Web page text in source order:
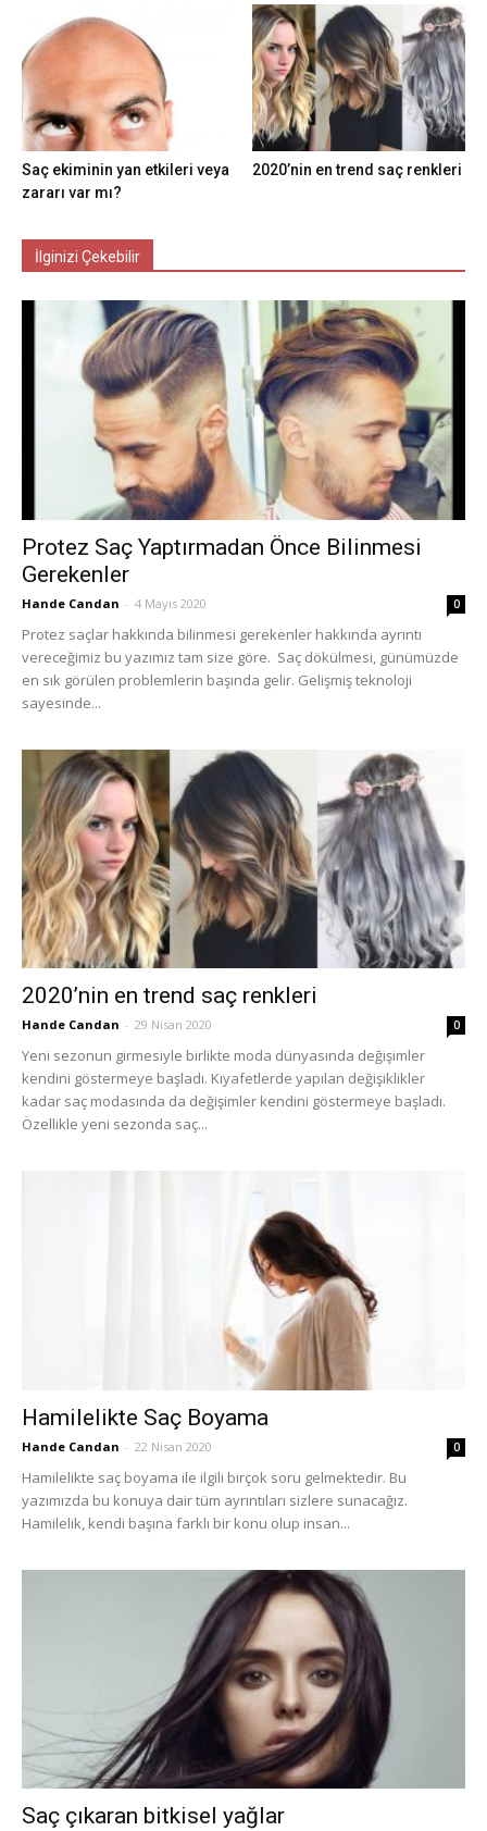
Saç ekiminin yan etkileri veya
zararı var mı?
2020’nin en trend saç renkleri
İlginizi Çekebilir
Protez Saç Yaptırmadan Önce Bilinmesi
Gerekenler
Hande Candan - 4 Mayıs 2020 0
Protez saçlar hakkında bilinmesi gerekenler hakkında ayrıntı
vereceğimiz bu yazımız tam size göre. Saç dökülmesi, günümüzde
en sık görülen problemlerin başında gelir. Gelişmiş teknoloji
sayesinde...
2020’nin en trend saç renkleri
Hande Candan - 29 Nisan 2020 0
Yeni sezonun girmesiyle birlikte moda dünyasında değişimler
kendini göstermeye başladı. Kıyafetlerde yapılan değişiklikler
kadar saç modasında da değişimler kendini göstermeye başladı.
Özellikle yeni sezonda saç...
Hamilelikte Saç Boyama
Hande Candan - 22 Nisan 2020 0
Hamilelikte saç boyama ile ilgili birçok soru gelmektedir. Bu
yazımızda bu konuya dair tüm ayrıntıları sizlere sunacağız.
Hamilelik, kendi başına farklı bir konu olup insan...
Saç çıkaran bitkisel yağlar